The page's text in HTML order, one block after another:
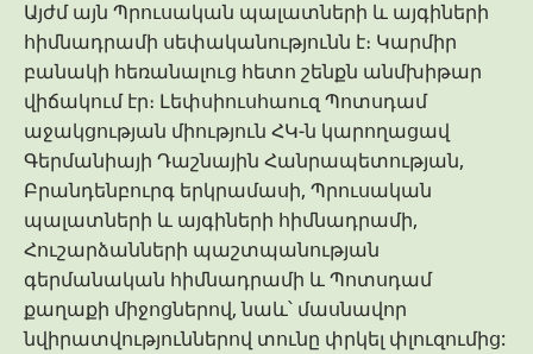
Այժմ այն ​​Պրուսական պալատների և այգիների
հիմնադրամի սեփականությունն է։ Կարմիր
բանակի հեռանալուց հետո շենքն անմխիթար
վիճակում էր։ Լեփսիուսհաուզ Պոտսդամ
աջակցության միություն ՀԿ-ն կարողացավ
Գերմանիայի Դաշնային Հանրապետության,
Բրանդենբուրգ երկրամասի, Պրուսական
պալատների և այգիների հիմնադրամի,
Հուշարձանների պաշտպանության
գերմանական հիմնադրամի և Պոտսդամ
քաղաքի միջոցներով, նաև՝ մասնավոր
նվիրատվություններով տունը փրկել փլուզումից: